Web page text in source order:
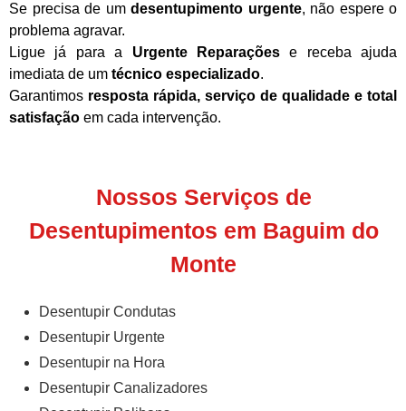
Se precisa de um desentupimento urgente, não espere o
problema agravar.
Ligue já para a Urgente Reparaçõese receba ajuda
imediata de um técnico especializado.
Garantimos resposta rápida, serviço de qualidade e total
satisfação em cada intervenção.
Nossos Serviços de
Desentupimentos em Baguim do
Monte
Desentupir Condutas
Desentupir Urgente
Desentupir na Hora
Desentupir Canalizadores